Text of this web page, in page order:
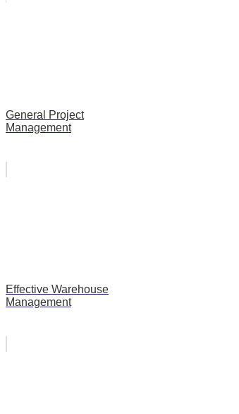
General Project
Management
Effective Warehouse
Management